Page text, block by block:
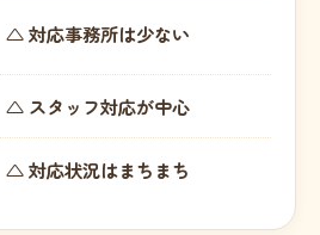
△ 対応事務所は少ない
△ スタッフ対応が中心
△ 対応状況はまちまち